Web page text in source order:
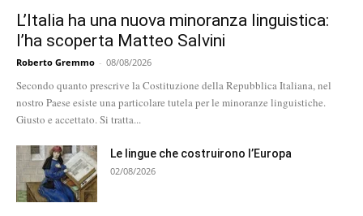
L’Italia ha una nuova minoranza linguistica:
l’ha scoperta Matteo Salvini
Roberto Gremmo - 08/08/2026
Secondo quanto prescrive la Costituzione della Repubblica Italiana, nel
nostro Paese esiste una particolare tutela per le minoranze linguistiche.
Giusto e accettato. Si tratta...
Le lingue che costruirono l’Europa
02/08/2026